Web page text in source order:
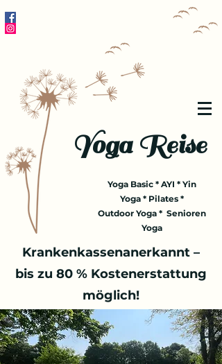
Yoga Reise
Yoga Basic * AYI * Yin
Yoga * Pilates *
Outdoor Yoga * Senioren
Yoga
Krankenkassenanerkannt –
bis zu 80 % Kostenerstattung
möglich!